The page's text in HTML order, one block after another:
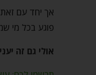
אך יחד עם
פוגע בכל מי
אולי גם זה